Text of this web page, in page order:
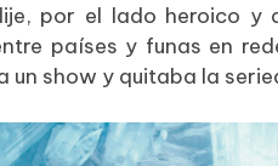
por el lado heroico y
países y funas en
un show y quitaba la